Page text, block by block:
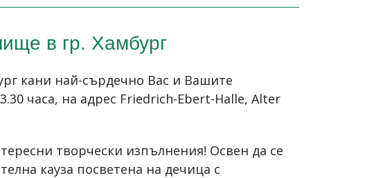
в гр. Хамбург
кани най-сърдечно Вас и Вашите
часа, на адрес Friedrich-Ebert-Halle, Alter
творчески изпълнения! Освен да се
кауза посветена на дечица с